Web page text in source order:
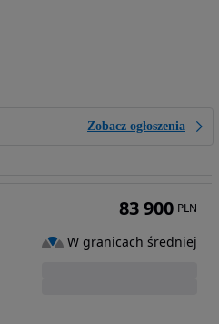
Zobacz ogłoszenia
83 900 PLN
W granicach średniej